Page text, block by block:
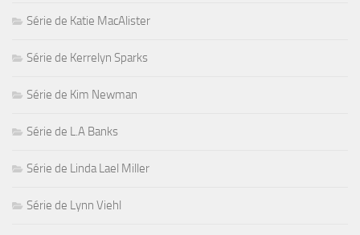
Série de Katie MacAlister
Série de Kerrelyn Sparks
Série de Kim Newman
Série de L.A Banks
Série de Linda Lael Miller
Série de Lynn Viehl